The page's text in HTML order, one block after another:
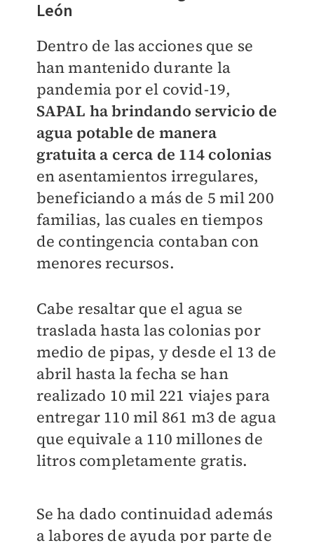
León
Dentro de las acciones que se
han mantenido durante la
pandemia por el covid-19,
SAPAL ha brindando servicio de
agua potable de manera
gratuita a cerca de 114 colonias
en asentamientos irregulares,
beneficiando a más de 5 mil 200
familias, las cuales en tiempos
de contingencia contaban con
menores recursos.
Cabe resaltar que el agua se
traslada hasta las colonias por
medio de pipas, y desde el 13 de
abril hasta la fecha se han
realizado 10 mil 221 viajes para
entregar 110 mil 861 m3 de agua
que equivale a 110 millones de
litros completamente gratis.
Se ha dado continuidad además
a labores de ayuda por parte de